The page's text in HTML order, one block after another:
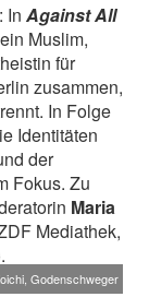
InAgainst All
Muslim,
für
zusammen,
In Folge
Identitäten
der
Fokus. Zu
Maria
Mediathek,
Godenschweger